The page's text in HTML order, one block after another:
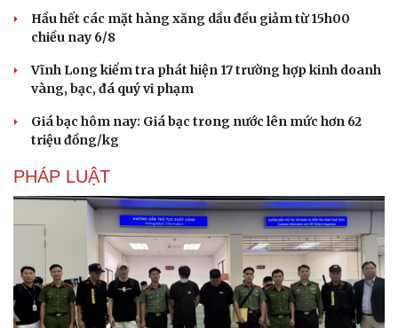
Sản phụ khoa
Nhi khoa
Nam khoa
Làm đẹp - giảm cân
Phòng mạch online
Ăn sạch sống khỏe
Hầu hết các mặt hàng xăng dầu đều giảm từ 15h00
chiều nay 6/8
Vĩnh Long kiểm tra phát hiện 17 trường hợp kinh doanh
vàng, bạc, đá quý vi phạm
Giá bạc hôm nay: Giá bạc trong nước lên mức hơn 62
triệu đồng/kg
PHÁP LUẬT